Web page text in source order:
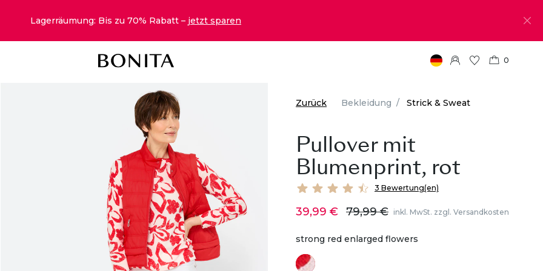
Lagerräumung: Bis zu 70% Rabatt – jetzt sparen
0
Zurück Bekleidung Strick & Sweat
Pullover mit
Blumenprint, rot
3 Bewertung(en)
39,99 € 79,99 € inkl. MwSt. zzgl. Versandkosten
strong red enlarged flowers